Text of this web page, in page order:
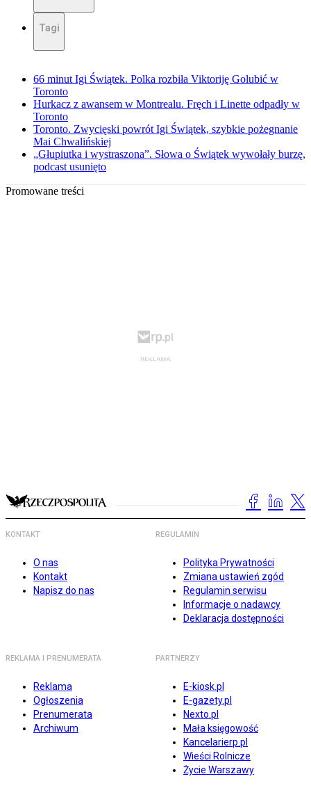
Tagi
66 minut Igi Świątek. Polka rozbiła Viktoriję Golubić w
Toronto
Hurkacz z awansem w Montrealu. Fręch i Linette odpadły w
Toronto
Toronto. Zwycięski powrót Igi Świątek, szybkie pożegnanie
Mai Chwalińskiej
„Głupiutka i wystraszona”. Słowa o Świątek wywołały burzę,
podcast usunięto
Promowane treści
KONTAKT
O nas
Kontakt
Napisz do nas
REGULAMIN
Polityka Prywatności
Zmiana ustawień zgód
Regulamin serwisu
Informacje o nadawcy
Deklaracja dostępności
REKLAMA I PRENUMERATA
Reklama
Ogłoszenia
Prenumerata
Archiwum
PARTNERZY
E-kiosk.pl
E-gazety.pl
Nexto.pl
Mała księgowość
Kancelarierp.pl
Wieści Rolnicze
Życie Warszawy